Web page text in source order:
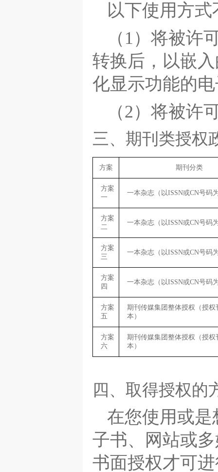
以下使用方
（1）将被许
转换后，以嵌
化显示功能的
（2）将被许
三、期刊类授权
方案 期刊分类
方案
一
一本杂志（以ISSN或CN号码
方案
二
一本杂志（以ISSN或CN号码
方案
三
一本杂志（以ISSN或CN号码
方案
四
一本杂志（以ISSN或CN号码
方案
五
期刊传媒集团整体授权（授权
本）
方案
六
期刊传媒集团整体授权（授权
本）
四、取得授权的
在您使用或
子书、网站或
书面授权才可